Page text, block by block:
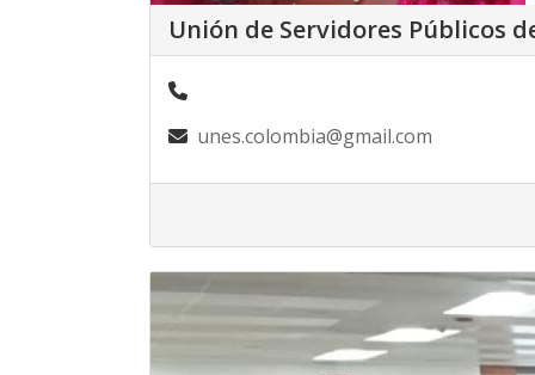
Unión de Servidores Públicos
unes.colombia@gmail.com